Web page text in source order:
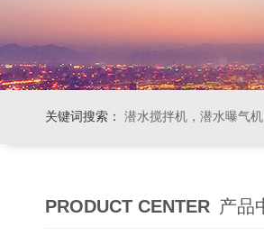
关键词搜索： 潜水搅拌机，潜水曝气机，
PRODUCT CENTER 产品